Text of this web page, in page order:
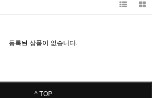
등록된 상품이 없습니다.
^ TOP